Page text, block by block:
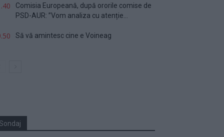
Comisia Europeană, după ororile comise de
PSD-AUR: ”Vom analiza cu atenție...
Să vă amintesc cine e Voineag